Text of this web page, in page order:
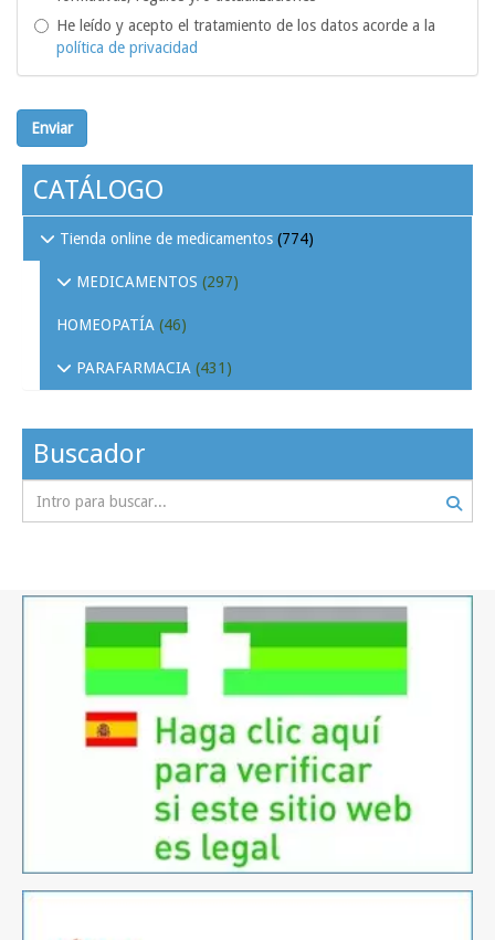
He leído y acepto el tratamiento de los datos acorde a la
política de privacidad
Enviar
CATÁLOGO
Tienda online de medicamentos (774)
MEDICAMENTOS (297)
HOMEOPATÍA (46)
PARAFARMACIA (431)
Buscador